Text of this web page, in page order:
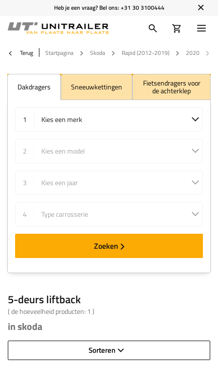
Heb je een vraag? Bel ons:+31 30 3100444
Terug Startpagina Skoda Rapid (2012-2019) 2020
Dakdragers Sneeuwkettingen Fietsendragers voor
de achterklep
1 Kies een merk
2 Kies een model
3 Kies een jaar
4 Type carrosserie
Zoeken
5-deurs liftback
( de hoeveelheid producten: 1 )
in skoda
Sorteren